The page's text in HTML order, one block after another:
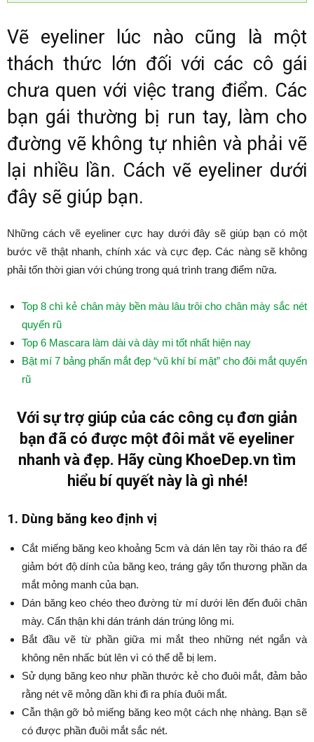
Vẽ eyeliner lúc nào cũng là một
thách thức lớn đối với các cô gái
chưa quen với việc trang điểm. Các
bạn gái thường bị run tay, làm cho
đường vẽ không tự nhiên và phải vẽ
lại nhiều lần. Cách vẽ eyeliner dưới
đây sẽ giúp bạn.
Những cách vẽ eyeliner cực hay dưới đây sẽ giúp bạn có một
bước vẽ thật nhanh, chính xác và cực đẹp. Các nàng sẽ không
phải tốn thời gian với chúng trong quá trình trang điểm nữa.
Top 8 chì kẻ chân mày bền màu lâu trôi cho chân mày sắc nét
quyến rũ
Top 6 Mascara làm dài và dày mi tốt nhất hiện nay
Bật mí 7 bảng phấn mắt đẹp “vũ khí bí mật” cho đôi mắt quyến
rũ
Với sự trợ giúp của các công cụ đơn giản
bạn đã có được một đôi mắt vẽ eyeliner
nhanh và đẹp. Hãy cùng KhoeDep.vn tìm
hiểu bí quyết này là gì nhé!
1. Dùng băng keo định vị
Cắt miếng băng keo khoảng 5cm và dán lên tay rồi tháo ra để
giảm bớt độ dính của băng keo, tráng gây tổn thương phần da
mắt mỏng manh của bạn.
Dán băng keo chéo theo đường từ mí dưới lên đến đuôi chân
mày. Cẩn thận khi dán tránh dán trúng lông mi.
Bắt đầu vẽ từ phần giữa mi mắt theo những nét ngắn và
không nên nhấc bút lên vì có thể dễ bị lem.
Sử dụng băng keo như phần thước kẻ cho đuôi mắt, đảm bảo
rằng nét vẽ mỏng dần khi đi ra phía đuôi mắt.
Cẫn thận gỡ bỏ miếng băng keo một cách nhẹ nhàng. Bạn sẽ
có được phần đuôi mắt sắc nét.